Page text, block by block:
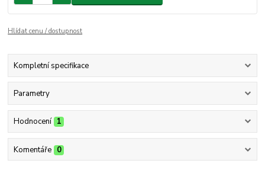
Hlídat cenu / dostupnost
Kompletní specifikace
Parametry
Hodnocení 1
Komentáře 0